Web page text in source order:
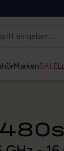
MarkenSALE